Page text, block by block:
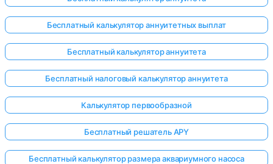
нет
Бесплатный калькулятор аннуитетных выплат
Бесплатный калькулятор аннуитета
Бесплатный налоговый калькулятор аннуитета
Калькулятор первообразной
Бесплатный решатель APY
Бесплатный калькулятор размера аквариумного насоса